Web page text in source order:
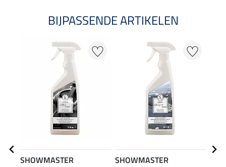
BIJPASSENDE ARTIKELEN
SHOWMASTER
SHOWMASTER